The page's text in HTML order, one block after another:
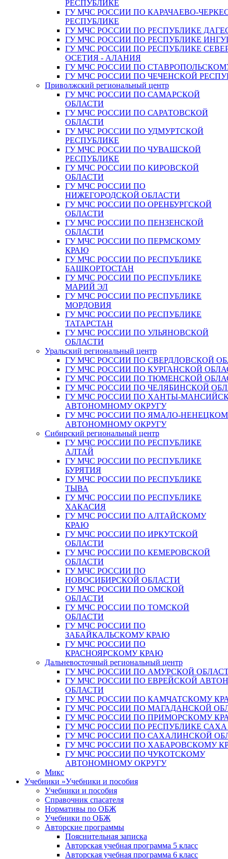
РЕСПУБЛИКЕ
ГУ МЧС РОССИИ ПО КАРАЧАЕВО-
РЕСПУБЛИКЕ
ГУ МЧС РОССИИ ПО РЕСПУБЛИКЕ
ГУ МЧС РОССИИ ПО РЕСПУБЛИКЕ
ГУ МЧС РОССИИ ПО РЕСПУБЛИКЕ
ОСЕТИЯ - АЛАНИЯ
ГУ МЧС РОССИИ ПО
ГУ МЧС РОССИИ ПО ЧЕЧЕНСКОЙ
Приволжский региональный центр
ГУ МЧС РОССИИ ПО САМАРСКОЙ
ОБЛАСТИ
ГУ МЧС РОССИИ ПО САРАТОВСКОЙ
ОБЛАСТИ
ГУ МЧС РОССИИ ПО УДМУРТСКОЙ
РЕСПУБЛИКЕ
ГУ МЧС РОССИИ ПО ЧУВАШСКОЙ
РЕСПУБЛИКЕ
ГУ МЧС РОССИИ ПО КИРОВСКОЙ
ОБЛАСТИ
ГУ МЧС РОССИИ ПО
НИЖЕГОРОДСКОЙ ОБЛАСТИ
ГУ МЧС РОССИИ ПО ОРЕНБУРГСКОЙ
ОБЛАСТИ
ГУ МЧС РОССИИ ПО ПЕНЗЕНСКОЙ
ОБЛАСТИ
ГУ МЧС РОССИИ ПО ПЕРМСКОМУ
КРАЮ
ГУ МЧС РОССИИ ПО РЕСПУБЛИКЕ
БАШКОРТОСТАН
ГУ МЧС РОССИИ ПО РЕСПУБЛИКЕ
МАРИЙ ЭЛ
ГУ МЧС РОССИИ ПО РЕСПУБЛИКЕ
МОРДОВИЯ
ГУ МЧС РОССИИ ПО РЕСПУБЛИКЕ
ТАТАРСТАН
ГУ МЧС РОССИИ ПО УЛЬЯНОВСКОЙ
ОБЛАСТИ
Уральский региональный центр
ГУ МЧС РОССИИ ПО СВЕРДЛОВСКОЙ
ГУ МЧС РОССИИ ПО КУРГАНСКОЙ
ГУ МЧС РОССИИ ПО ТЮМЕНСКОЙ
ГУ МЧС РОССИИ ПО ЧЕЛЯБИНСКОЙ
ГУ МЧС РОССИИ ПО ХАНТЫ-
АВТОНОМНОМУ ОКРУГУ
ГУ МЧС РОССИИ ПО ЯМАЛО-
АВТОНОМНОМУ ОКРУГУ
Сибирский региональный центр
ГУ МЧС РОССИИ ПО РЕСПУБЛИКЕ
АЛТАЙ
ГУ МЧС РОССИИ ПО РЕСПУБЛИКЕ
БУРЯТИЯ
ГУ МЧС РОССИИ ПО РЕСПУБЛИКЕ
ТЫВА
ГУ МЧС РОССИИ ПО РЕСПУБЛИКЕ
ХАКАСИЯ
ГУ МЧС РОССИИ ПО АЛТАЙСКОМУ
КРАЮ
ГУ МЧС РОССИИ ПО ИРКУТСКОЙ
ОБЛАСТИ
ГУ МЧС РОССИИ ПО КЕМЕРОВСКОЙ
ОБЛАСТИ
ГУ МЧС РОССИИ ПО
НОВОСИБИРСКОЙ ОБЛАСТИ
ГУ МЧС РОССИИ ПО ОМСКОЙ
ОБЛАСТИ
ГУ МЧС РОССИИ ПО ТОМСКОЙ
ОБЛАСТИ
ГУ МЧС РОССИИ ПО
ЗАБАЙКАЛЬСКОМУ КРАЮ
ГУ МЧС РОССИИ ПО
КРАСНОЯРСКОМУ КРАЮ
Дальневосточный региональный центр
ГУ МЧС РОССИИ ПО АМУРСКОЙ
ГУ МЧС РОССИИ ПО ЕВРЕЙСКОЙ
ОБЛАСТИ
ГУ МЧС РОССИИ ПО КАМЧАТСКОМУ
ГУ МЧС РОССИИ ПО МАГАДАНСКОЙ
ГУ МЧС РОССИИ ПО ПРИМОРСКОМУ
ГУ МЧС РОССИИ ПО РЕСПУБЛИКЕ
ГУ МЧС РОССИИ ПО САХАЛИНСКОЙ
ГУ МЧС РОССИИ ПО ХАБАРОВСКОМУ
ГУ МЧС РОССИИ ПО ЧУКОТСКОМУ
АВТОНОМНОМУ ОКРУГУ
Микс
Учебники »Учебники и пособия
Учебники и пособия
Справочник спасателя
Нормативы по ОБЖ
Учебники по ОБЖ
Авторские программы
Пояснительная записка
Авторская учебная программа 5 класс
Авторская учебная программа 6 класс